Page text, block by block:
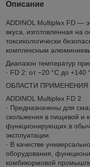
Описание
ADDINOL Multiplex FD —
вкуса, изготовленная на
токсикологически
комплексным
Диапазон температур
· FD 2: от −20 °C до +140
ОБЛАСТИ ПРИМЕНЕНИЯ
ADDINOL Multiplex FD 2
· Предназначены для
скольжения в пищевой и
функционирующих в
эксплуатации.
· В качестве
оборудования,
комбикормовой